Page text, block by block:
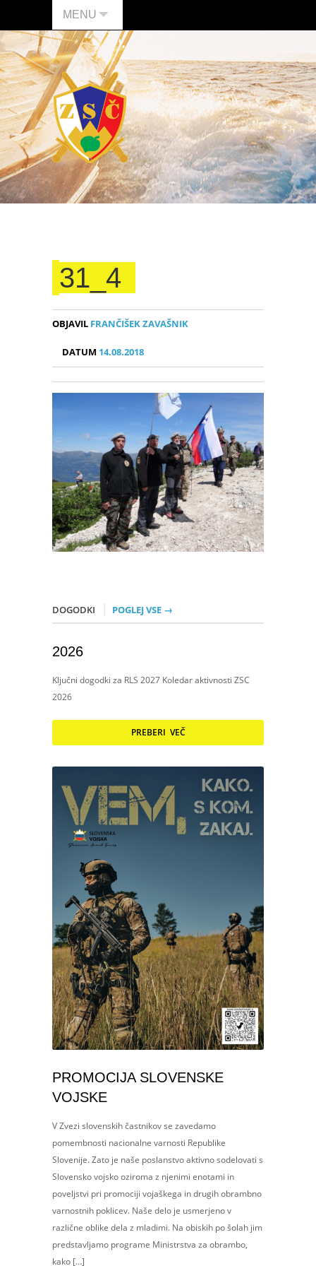
MENU
31_4
OBJAVIL FRANČIŠEK ZAVAŠNIK
DATUM 14.08.2018
DOGODKI POGLEJ VSE →
2026
Ključni dogodki za RLS 2027 Koledar aktivnosti ZSC
2026
PREBERI VEČ
PROMOCIJA SLOVENSKE
VOJSKE
V Zvezi slovenskih častnikov se zavedamo
pomembnosti nacionalne varnosti Republike
Slovenije. Zato je naše poslanstvo aktivno sodelovati s
Slovensko vojsko oziroma z njenimi enotami in
poveljstvi pri promociji vojaškega in drugih obrambno
varnostnih poklicev. Naše delo je usmerjeno v
različne oblike dela z mladimi. Na obiskih po šolah jim
predstavljamo programe Ministrstva za obrambo,
kako […]